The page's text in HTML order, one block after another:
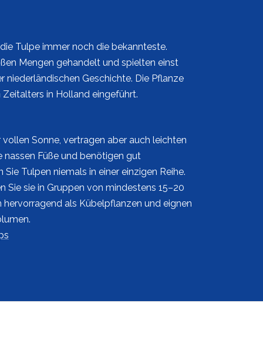
Tulpe immer noch die bekannteste.
Mengen gehandelt und spielten einst
niederländischen Geschichte. Die Pflanze
in Holland eingeführt.
Sonne, vertragen aber auch leichten
Füße und benötigen gut
Tulpen niemals in einer einzigen Reihe.
Sie sie in Gruppen von mindestens 15–20
hervorragend als Kübelpflanzen und eignen